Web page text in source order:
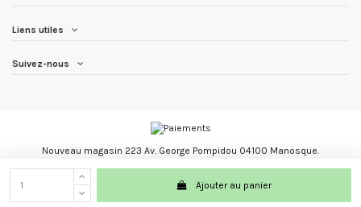
Ajouter au panier
Liens utiles
Suivez-nous
Nouveau magasin 223 Av. George Pompidou 04100 Manosque.
Les Trésors du Brésil marque registré.